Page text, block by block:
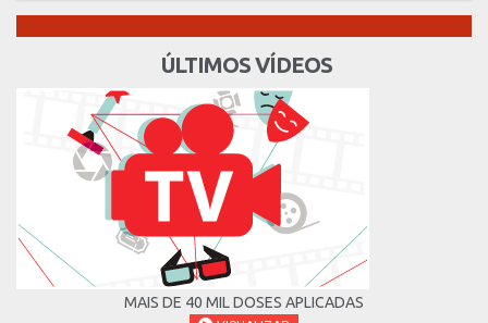
ÚLTIMOS VÍDEOS
MAIS DE 40 MIL DOSES APLICADAS